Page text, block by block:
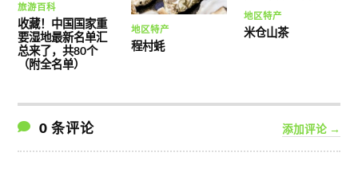
旅游百科
收藏！中国国家重
要湿地最新名单汇
总来了，共80个
（附全名单）
地区特产
程村蚝
地区特产
米仓山茶
0 条评论 添加评论 →